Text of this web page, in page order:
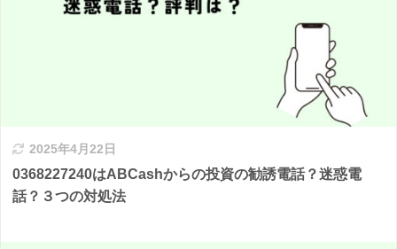
2025年4月22日
0368227240はABCashからの投資の勧誘電話？迷惑電
話？３つの対処法